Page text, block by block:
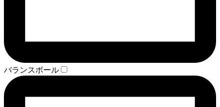
バランスボール